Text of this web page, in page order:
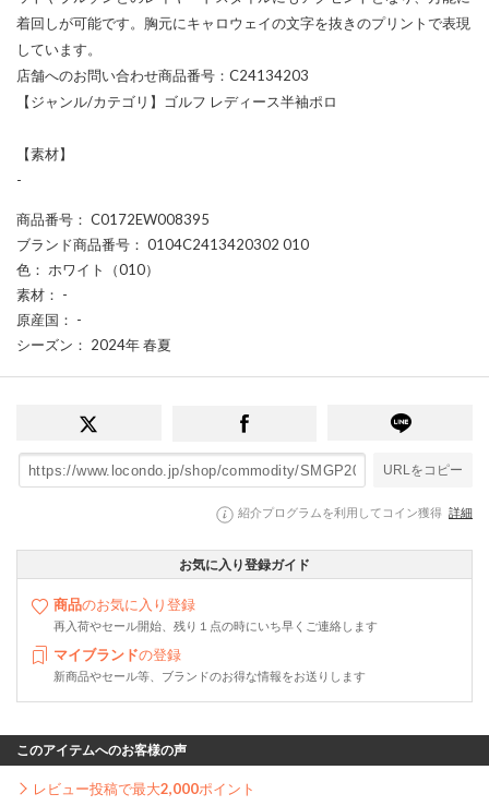
着回しが可能です。胸元にキャロウェイの文字を抜きのプリントで表現
しています。
店舗へのお問い合わせ商品番号：C24134203
【ジャンル/カテゴリ】ゴルフ レディース半袖ポロ
【素材】
-
商品番号 ： C0172EW008395
ブランド商品番号 ： 0104C2413420302 010
色 ： ホワイト（010）
素材 ： -
原産国 ： -
シーズン ： 2024年 春夏
URLをコピー
紹介プログラムを利用してコイン獲得 詳細
お気に入り登録ガイド
商品のお気に入り登録
再入荷やセール開始、残り１点の時にいち早くご連絡します
マイブランドの登録
新商品やセール等、ブランドのお得な情報をお送りします
このアイテムへのお客様の声
レビュー投稿で最大2,000ポイント